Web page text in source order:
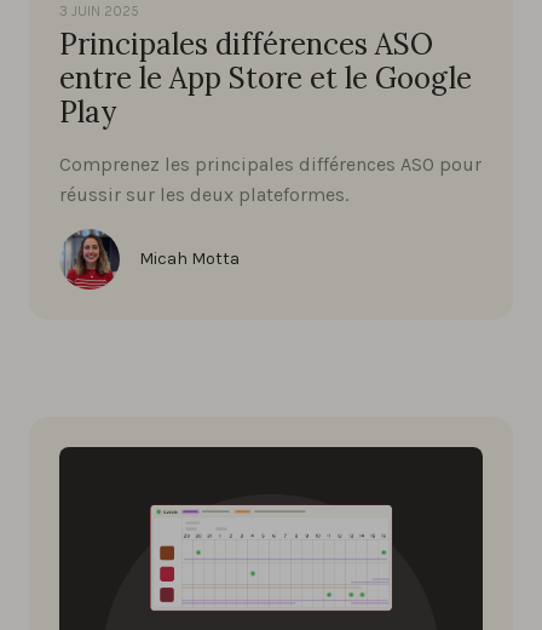
3 JUIN 2025
Principales différences ASO
entre le App Store et le Google
Play
Comprenez les principales différences ASO pour
réussir sur les deux plateformes.
Micah Motta